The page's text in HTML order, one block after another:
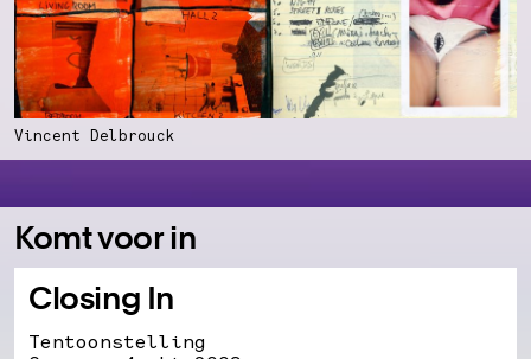
Vincent Delbrouck
Komt voor in
Closing In
Tentoonstelling